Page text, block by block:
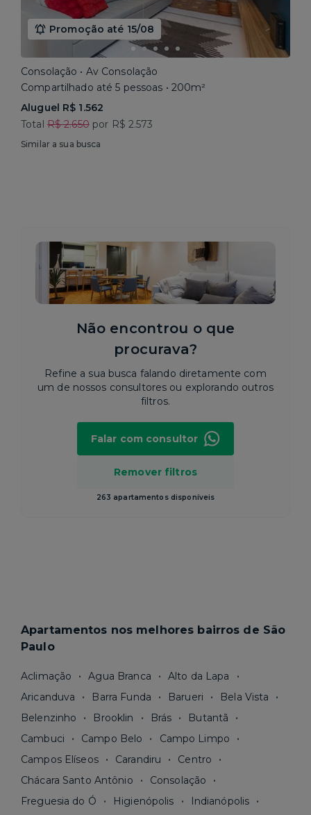
Promoção até 15/08
Consolação • Av Consolação
Compartilhado até 5 pessoas • 200m²
Aluguel R$ 1.562
Total R$ 2.650por R$ 2.573
Similar a sua busca
Não encontrou o que
procurava?
Refine a sua busca falando diretamente com
um de nossos consultores ou explorando outros
filtros.
Remover filtros
263 apartamentos disponíveis
Falar com consultor
Apartamentos nos melhores bairros de São
Paulo
Aclimação Agua Branca
Alto da Lapa
Aricanduva
Barra Funda Barueri
Bela Vista
Belenzinho
Brooklin Brás
Butantã
Cambuci
Campo Belo
Campo Limpo
Campos Elíseos
Carandiru
Centro
Chácara Santo Antônio
Consolação
Freguesia do Ó
Higienópolis
Indianópolis